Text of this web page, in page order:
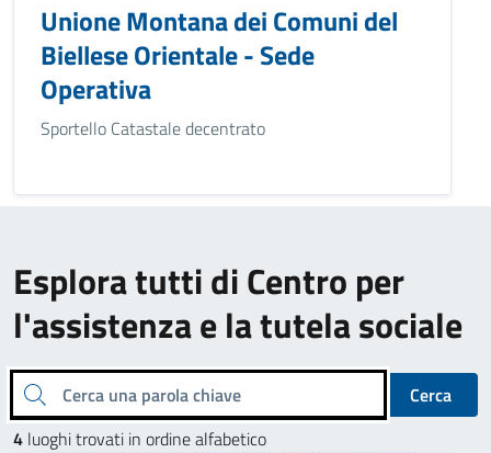
Unione Montana dei Comuni del
Biellese Orientale - Sede
Operativa
Sportello Catastale decentrato
Esplora tutti di Centro per
l'assistenza e la tutela sociale
Cerca una parola chiave
Cerca
4 luoghi trovati in ordine alfabetico